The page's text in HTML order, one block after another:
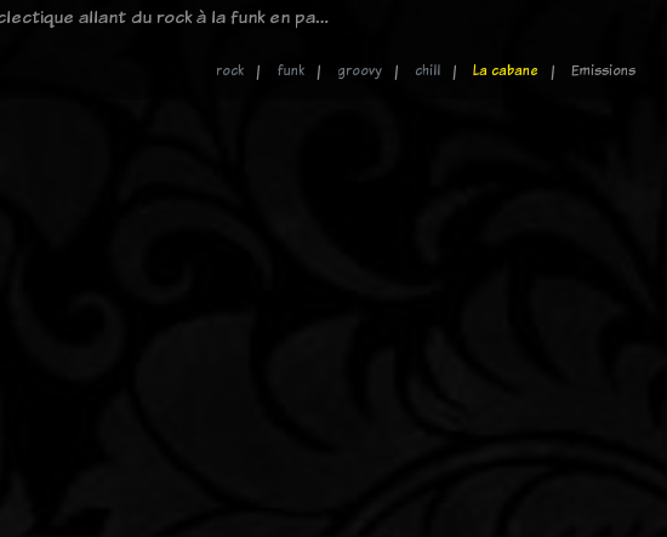
allant du rock à la funk en pa…
rock funk groovy chill La cabane Emissions